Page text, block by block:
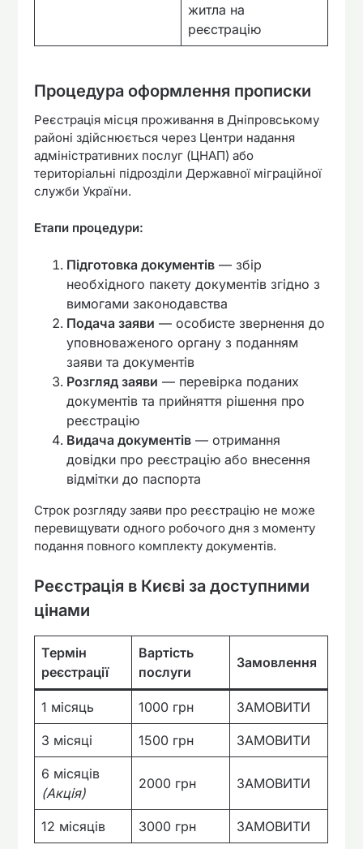
житла на
реєстрацію
Процедура оформлення прописки
Реєстрація місця проживання в Дніпровському
районі здійснюється через Центри надання
адміністративних послуг (ЦНАП) або
територіальні підрозділи Державної міграційної
служби України.
Етапи процедури:
Підготовка документів — збір
необхідного пакету документів згідно з
вимогами законодавства
Подача заяви — особисте звернення до
уповноваженого органу з поданням
заяви та документів
Розгляд заяви — перевірка поданих
документів та прийняття рішення про
реєстрацію
Видача документів — отримання
довідки про реєстрацію або внесення
відмітки до паспорта
Строк розгляду заяви про реєстрацію не може
перевищувати одного робочого дня з моменту
подання повного комплекту документів.
Реєстрація в Києві за доступними
цінами
Термін
реєстрації
Вартість
послуги
Замовлення
1 місяць 1000 грн ЗАМОВИТИ
3 місяці 1500 грн ЗАМОВИТИ
6 місяців
(Акція)
2000 грн ЗАМОВИТИ
12 місяців 3000 грн ЗАМОВИТИ